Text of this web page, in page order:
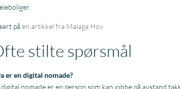
på en artikkel fra Malaga Hoy
stilte spørsmål
er en digital nomade?
digital nomade er en person som kan jobbe på avstand